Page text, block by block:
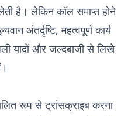
है। लेकिन कॉल समाप्त होने
अंतर्दृष्टि, महत्वपूर्ण कार्य
यादों और जल्दबाजी से लिखे
रूप से ट्रांसक्राइब करना